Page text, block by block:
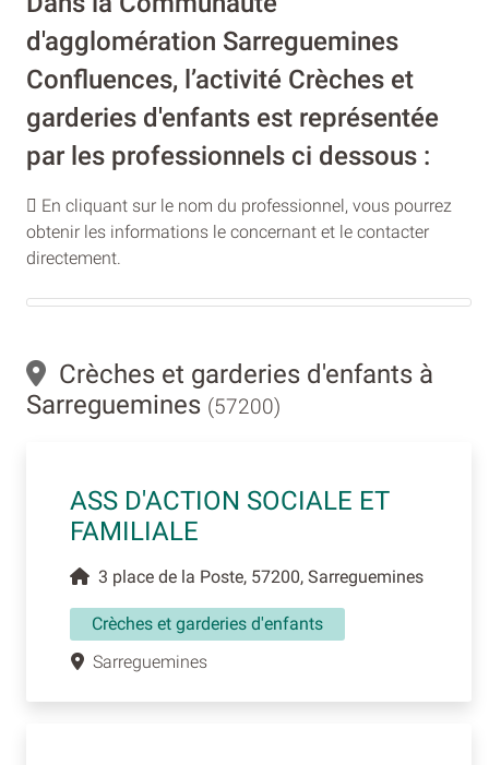
d'agglomération Sarreguemines
Confluences, l’activité Crèches et
garderies d'enfants est représentée
par les professionnels ci dessous :
En cliquant sur le nom du professionnel, vous pourrez
obtenir les informations le concernant et le contacter
directement.
Crèches et garderies d'enfants à
Sarreguemines (57200)
ASS D'ACTION SOCIALE ET
FAMILIALE
3 place de la Poste, 57200, Sarreguemines
Crèches et garderies d'enfants
Sarreguemines